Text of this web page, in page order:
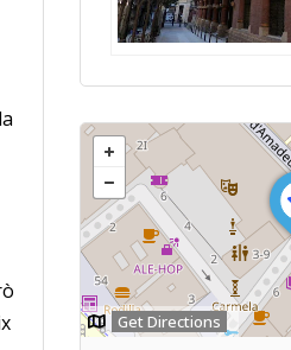
Get Directions